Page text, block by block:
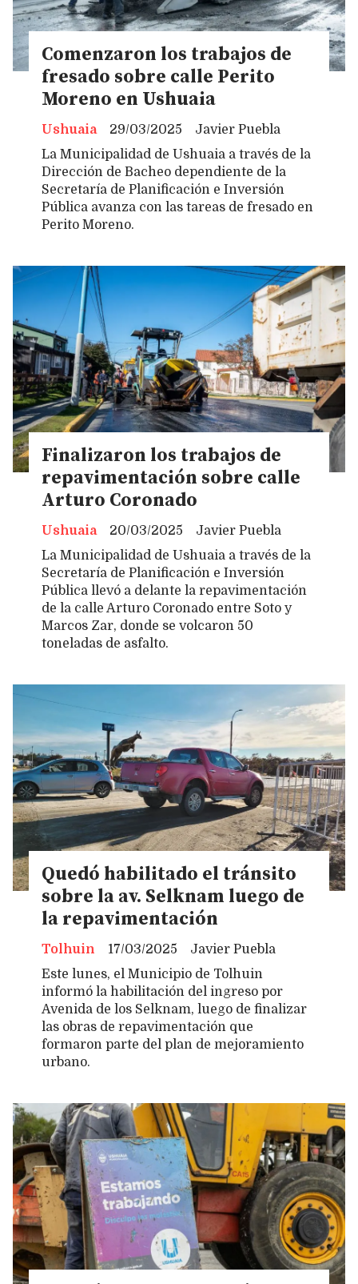
Comenzaron los trabajos de
fresado sobre calle Perito
Moreno en Ushuaia
Javier Puebla
Ushuaia
29/03/2025
La Municipalidad de Ushuaia a través de la
Dirección de Bacheo dependiente de la
Secretaría de Planificación e Inversión
Pública avanza con las tareas de fresado en
Perito Moreno.
Finalizaron los trabajos de
repavimentación sobre calle
Arturo Coronado
Javier Puebla
Ushuaia
20/03/2025
La Municipalidad de Ushuaia a través de la
Secretaría de Planificación e Inversión
Pública llevó a delante la repavimentación
de la calle Arturo Coronado entre Soto y
Marcos Zar, donde se volcaron 50
toneladas de asfalto.
Quedó habilitado el tránsito
sobre la av. Selknam luego de
la repavimentación
Javier Puebla
Tolhuin
17/03/2025
Este lunes, el Municipio de Tolhuin
informó la habilitación del ingreso por
Avenida de los Selknam, luego de finalizar
las obras de repavimentación que
formaron parte del plan de mejoramiento
urbano.